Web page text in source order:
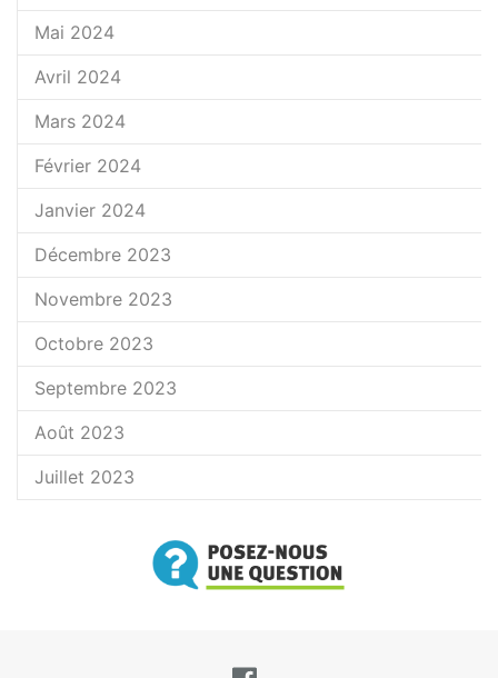
Mai 2024
Avril 2024
Mars 2024
Février 2024
Janvier 2024
Décembre 2023
Novembre 2023
Octobre 2023
Septembre 2023
Août 2023
Juillet 2023